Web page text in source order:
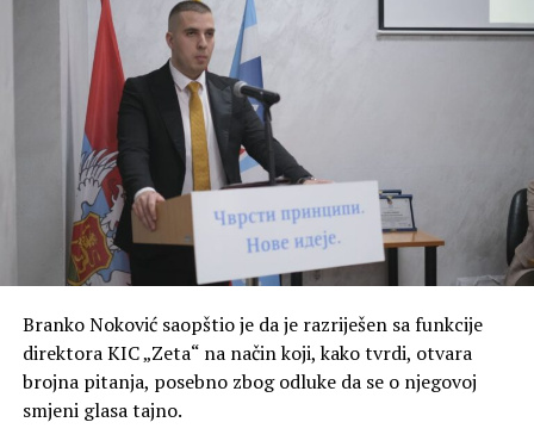
Branko Noković saopštio je da je razriješen sa funkcije
direktora KIC „Zeta“ na način koji, kako tvrdi, otvara
brojna pitanja, posebno zbog odluke da se o njegovoj
smjeni glasa tajno.